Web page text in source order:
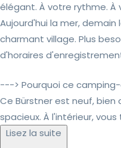
élégant. À votre rythme. À
Aujourd'hui la mer,
charmant village. Plus
d'horaires
---> Pourquoi ce
Ce Bürstner est neuf,
spacieux. À l'intérieur, vous
Lisez la suite